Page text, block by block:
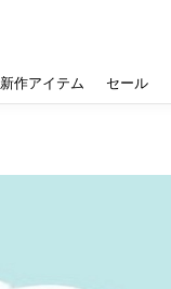
新作アイテム セール